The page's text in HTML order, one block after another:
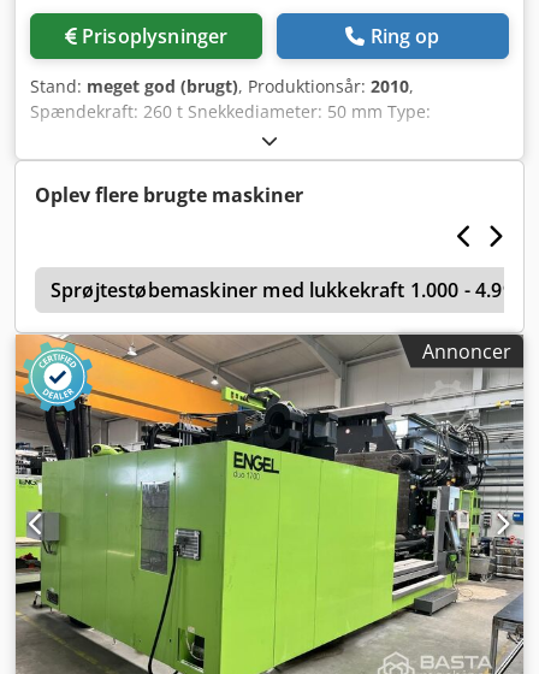
Prisoplysninger Ring op
Stand: meget god (brugt), Produktionsår: 2010,
Spændekraft: 260 t Snekkediameter: 50 mm Type:
Horisontal Dodpfxsy Eytzo Afteck Drivsystem: Hydraulisk
Oplev flere brugte maskiner
Sprøjtestøbemaskiner med lukkekraft 1.000 - 4.999
Annoncer